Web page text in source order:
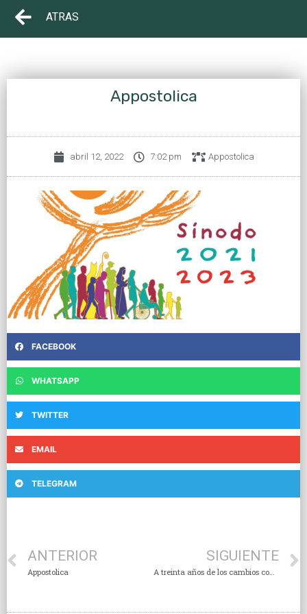
ATRAS
Appostolica
abril 12, 2022 7:02 pm Appostolica
FACEBOOK
WHATSAPP
TWITTER
EMAIL
TELEGRAM
ANTERIOR
Appostolica
SIGUIENTE
A treinta años de los cambios constitucionales en materia religiosa ￼